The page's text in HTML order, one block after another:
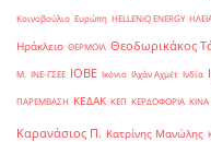
Κοινοβούλιο Ευρώπη ΗELLENiQ ENERGY
Ηράκλειο ΘΕΡΜΟΙΛ Θεοδωρικάκος
Μ. ΙΝΕ-ΓΣΕΕ ΙΟΒΕ Ικόνιο Ιλχάν Αχμέτ Ινδία
ΠΑΡΕΜΒΑΣΗ ΚΕΔΑΚ ΚΕΠ ΚΕΡΔΟΦΟΡΙΑ ΚΙΝΑ
Καρανάσιος Π. Κατρίνης Μανώλης